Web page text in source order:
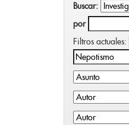
Buscar:
por
Filtros actuales: